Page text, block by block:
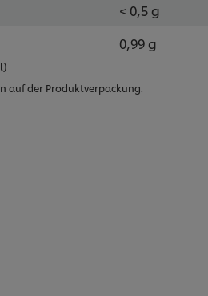
< 0,5 g
0,99 g
auf der Produktverpackung.